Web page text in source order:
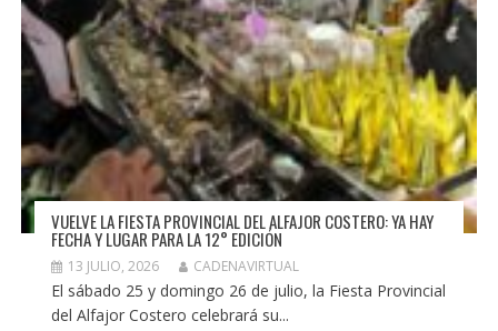
VUELVE LA FIESTA PROVINCIAL DEL ALFAJOR COSTERO: YA HAY
FECHA Y LUGAR PARA LA 12° EDICIÓN
13 JULIO, 2026 CADENAVIRTUAL
El sábado 25 y domingo 26 de julio, la Fiesta Provincial
del Alfajor Costero celebrará su...